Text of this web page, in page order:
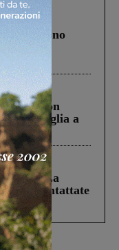
morirono
il
tir....
Castiglion
la figlia a
Billal. La
contattate